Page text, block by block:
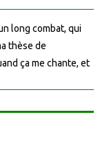
long combat, qui
thèse de
ça me chante, et